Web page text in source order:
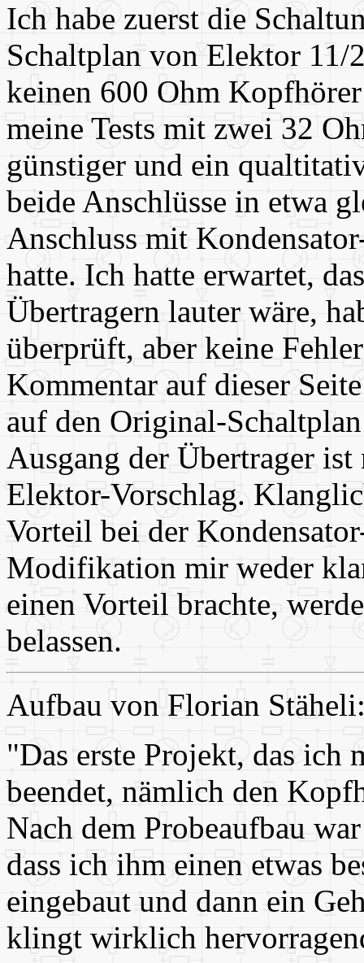
Ich habe zuerst die
Schaltplan von Elektor 11/
keinen 600 Ohm
meine Tests mit zwei 32
günstiger und ein
beide Anschlüsse in etwa
Anschluss mit
hatte. Ich hatte erwartet,
Übertragern lauter wäre,
überprüft, aber keine
Kommentar auf dieser
auf den Original-
Ausgang der Übertrager
Elektor-Vorschlag.
Vorteil bei der
Modifikation mir weder
einen Vorteil brachte,
belassen.
Aufbau von Florian
"Das erste Projekt, das ich
beendet, nämlich den
Nach dem Probeaufbau
dass ich ihm einen etwas
eingebaut und dann ein
klingt wirklich